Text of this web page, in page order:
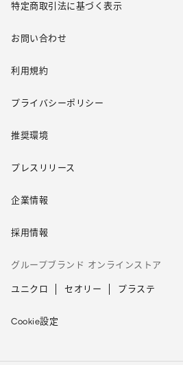
特定商取引法に基づく表示
お問い合わせ
利用規約
プライバシーポリシー
推奨環境
プレスリリース
企業情報
採用情報
グループブランド オンラインストア
ユニクロ セオリー プラステ
Cookie設定